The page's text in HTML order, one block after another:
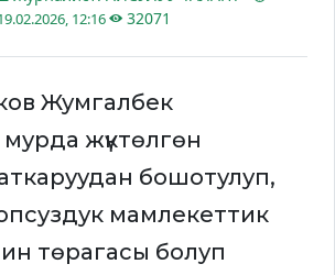
12:16 32071
Жумгалбек
жүктөлгөн
бошотулуп,
мамлекеттик
төрагасы болуп